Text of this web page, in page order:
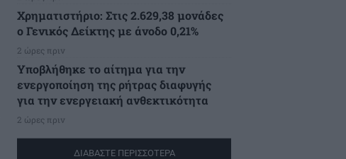
Χρηματιστήριο: Στις 2.629,38 μονάδες
ο Γενικός Δείκτης με άνοδο 0,21%
2 ώρες πριν
Υποβλήθηκε το αίτημα για την
ενεργοποίηση της ρήτρας διαφυγής
για την ενεργειακή ανθεκτικότητα
2 ώρες πριν
ΔΙΑΒΑΣΤΕ ΠΕΡΙΣΣΟΤΕΡΑ